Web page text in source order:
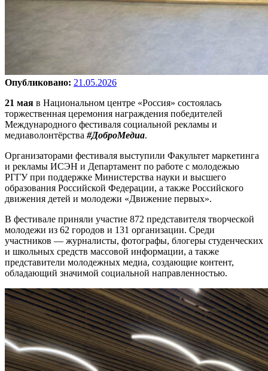
Опубликовано: 21.05.2026
21 мая в Национальном центре «Россия» состоялась
торжественная церемония награждения победителей
Международного фестиваля социальной рекламы и
медиаволонтёрства #ДоброМедиа.
Организаторами фестиваля выступили Факультет маркетинга
и рекламы ИСЭН и Департамент по работе с молодежью
РГГУ при поддержке Министерства науки и высшего
образования Российской Федерации, а также Российского
движения детей и молодежи «Движение первых».
В фестивале приняли участие 872 представителя творческой
молодежи из 62 городов и 131 организации. Среди
участников — журналисты, фотографы, блогеры студенческих
и школьных средств массовой информации, а также
представители молодежных медиа, создающие контент,
обладающий значимой социальной направленностью.